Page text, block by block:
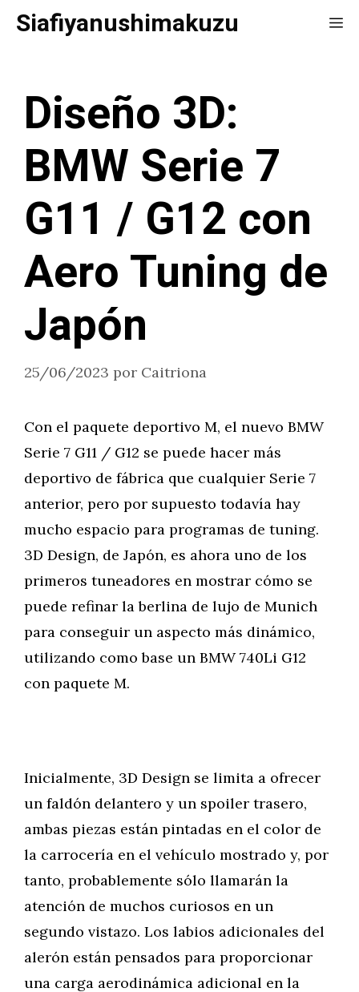
SaltarSiafiyanushimakuzu
Diseño 3D:
BMW Serie 7
G11 / G12 con
Aero Tuning de
Japón
25/06/2023 por Caitriona
Con el paquete deportivo M, el nuevo BMW
Serie 7 G11 / G12 se puede hacer más
deportivo de fábrica que cualquier Serie 7
anterior, pero por supuesto todavía hay
mucho espacio para programas de tuning.
3D Design, de Japón, es ahora uno de los
primeros tuneadores en mostrar cómo se
puede refinar la berlina de lujo de Munich
para conseguir un aspecto más dinámico,
utilizando como base un BMW 740Li G12
con paquete M.
Inicialmente, 3D Design se limita a ofrecer
un faldón delantero y un spoiler trasero,
ambas piezas están pintadas en el color de
la carrocería en el vehículo mostrado y, por
tanto, probablemente sólo llamarán la
atención de muchos curiosos en un
segundo vistazo. Los labios adicionales del
alerón están pensados para proporcionar
una carga aerodinámica adicional en la